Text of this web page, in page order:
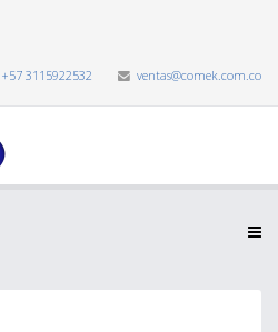
+57 3115922532 ventas@comek.com.co